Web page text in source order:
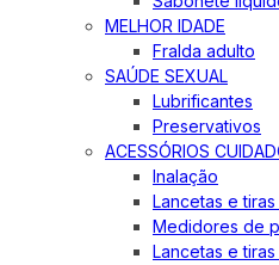
MELHOR IDADE
Fralda adulto
SAÚDE SEXUAL
Lubrificantes
Preservativos
ACESSÓRIOS
Inalação
Lancetas e
Medidores de
Lancetas e